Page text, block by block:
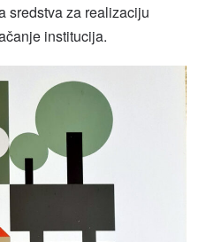
sredstva za realizaciju
institucija.